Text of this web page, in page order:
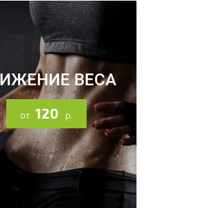
про разные
Optimum Nutrition
ВЕСА
от 120 р.